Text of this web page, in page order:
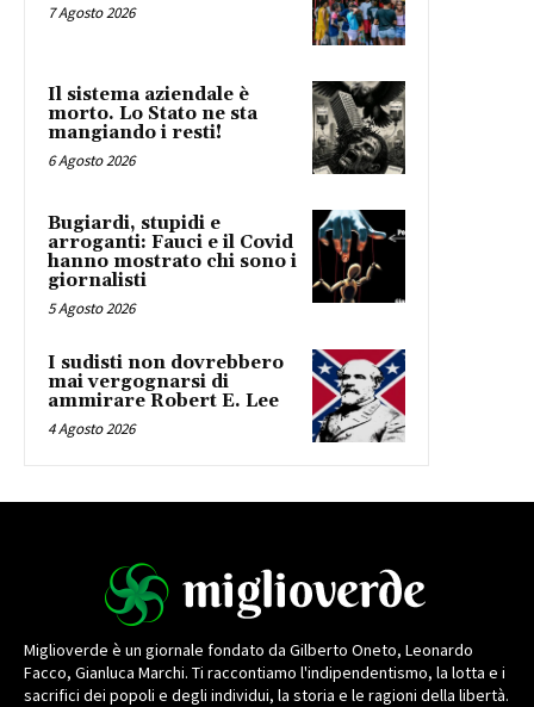
7 Agosto 2026
Il sistema aziendale è
morto. Lo Stato ne sta
mangiando i resti!
6 Agosto 2026
Bugiardi, stupidi e
arroganti: Fauci e il Covid
hanno mostrato chi sono i
giornalisti
5 Agosto 2026
I sudisti non dovrebbero
mai vergognarsi di
ammirare Robert E. Lee
4 Agosto 2026
Miglioverde è un giornale fondato da Gilberto Oneto, Leonardo
Facco, Gianluca Marchi. Ti raccontiamo l'indipendentismo, la lotta e i
sacrifici dei popoli e degli individui, la storia e le ragioni della libertà.